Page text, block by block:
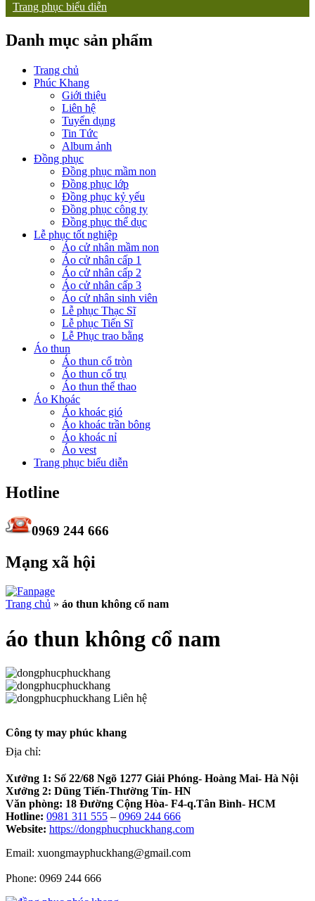
Trang phục biểu diễn
Danh mục sản phẩm
Trang chủ
Phúc Khang
Giới thiệu
Liên hệ
Tuyển dụng
Tin Tức
Album ảnh
Đồng phục
Đồng phục mầm non
Đồng phục lớp
Đồng phục kỷ yếu
Đồng phục công ty
Đồng phục thể dục
Lễ phục tốt nghiệp
Áo cử nhân mầm non
Áo cử nhân cấp 1
Áo cử nhân cấp 2
Áo cử nhân cấp 3
Áo cử nhân sinh viên
Lễ phục Thạc Sĩ
Lễ phục Tiến Sĩ
Lễ Phục trao bằng
Áo thun
Áo thun cổ tròn
Áo thun cổ trụ
Áo thun thể thao
Áo Khoác
Áo khoác gió
Áo khoác trần bông
Áo khoác nỉ
Áo vest
Trang phục biểu diễn
Hotline
0969 244 666
Mạng xã hội
Trang chủ » áo thun không cổ nam
áo thun không cổ nam
Liên hệ
Công ty may phúc khang
Địa chỉ:
Xưởng 1: Số 22/68 Ngõ 1277 Giải Phóng- Hoàng Mai- Hà Nội
Xưởng 2: Dũng Tiến-Thường Tín- HN
Văn phòng: 18 Đường Cộng Hòa- F4-q.Tân Bình- HCM
Hotline: 0981 311 555 – 0969 244 666
Website: https://dongphucphuckhang.com
Email: xuongmayphuckhang@gmail.com
Phone: 0969 244 666